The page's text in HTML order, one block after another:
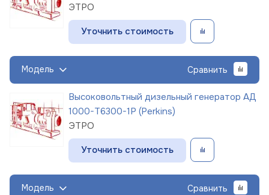
ЭТРО
Уточнить стоимость
Модель Сравнить
Высоковольтный дизельный генератор АД
1000-Т6300-1Р (Perkins)
ЭТРО
Уточнить стоимость
Модель Сравнить